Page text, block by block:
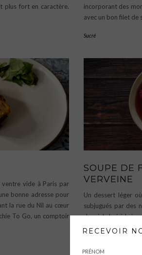
plus fort en caractère.
incorporant des
avec un bon filet de
Sucré
ventre vide à Paris par
bonne adresse pour
la rue du Nil au cœur
To Go, un comptoir
SOUPE DE
VERVEINE
Un dessert léger
subjugués par des
du miel choisi, le
à fait possible de
RECEVOIR
PRÉNOM